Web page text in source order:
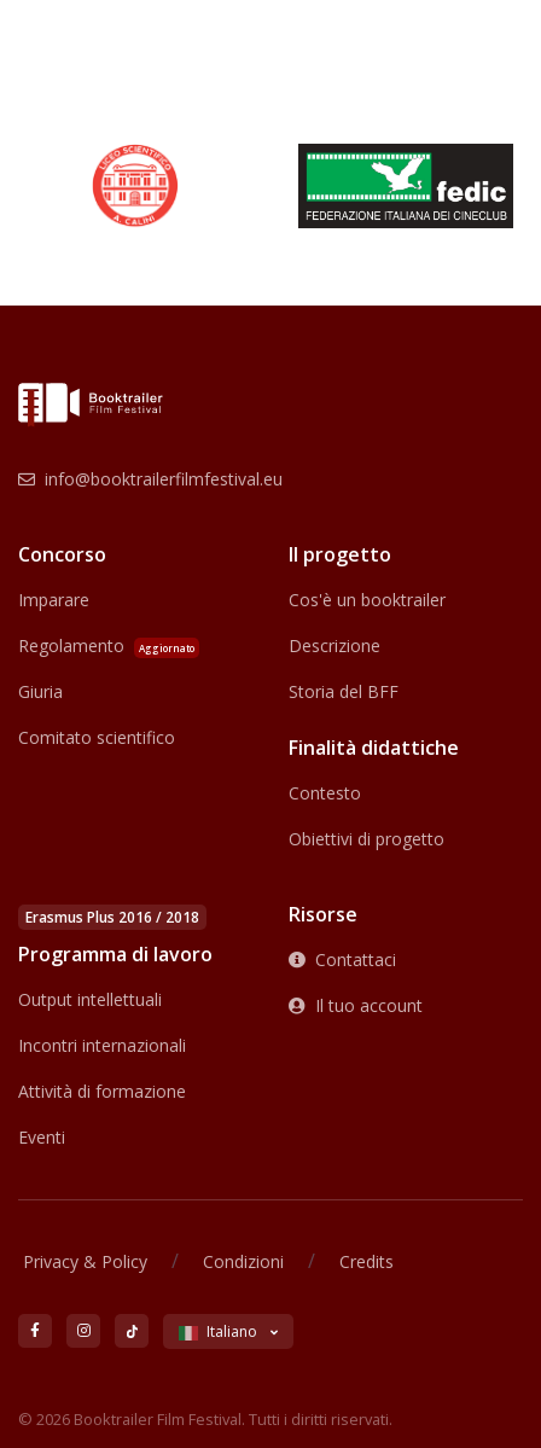
info@booktrailerfilmfestival.eu
Concorso
Imparare
Regolamento
Aggiornato
Giuria
Comitato scientifico
Il progetto
Cos'è un booktrailer
Descrizione
Storia del BFF
Finalità didattiche
Contesto
Obiettivi di progetto
Erasmus Plus 2016 / 2018
Programma di lavoro
Output intellettuali
Incontri internazionali
Attività di formazione
Eventi
Risorse
Contattaci
Il tuo account
Privacy & Policy / Condizioni / Credits
Italiano
© 2026 Booktrailer Film Festival. Tutti i diritti riservati.